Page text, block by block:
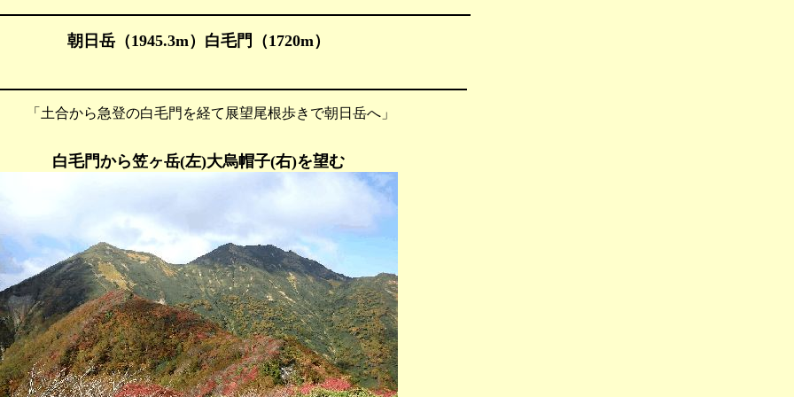
朝日岳（1945.3m）白毛門 （1720m）
合から急登の白毛門を経て展望尾根歩きで朝日岳へ」
白毛門から笠ヶ岳(左)大烏帽子(右)を望む